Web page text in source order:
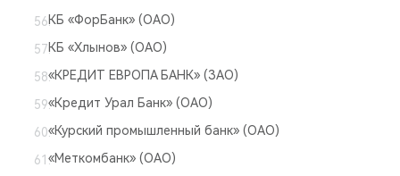
КБ «ФорБанк» (ОАО)
КБ «Хлынов» (ОАО)
«КРЕДИТ ЕВРОПА БАНК» (ЗАО)
«Кредит Урал Банк» (ОАО)
«Курский промышленный банк» (ОАО)
«Меткомбанк» (ОАО)